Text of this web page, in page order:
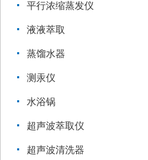
平行浓缩蒸发仪
液液萃取
蒸馏水器
测汞仪
水浴锅
超声波萃取仪
超声波清洗器